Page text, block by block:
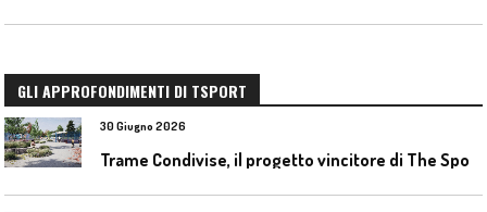
GLI APPROFONDIMENTI DI TSPORT
30 Giugno 2026